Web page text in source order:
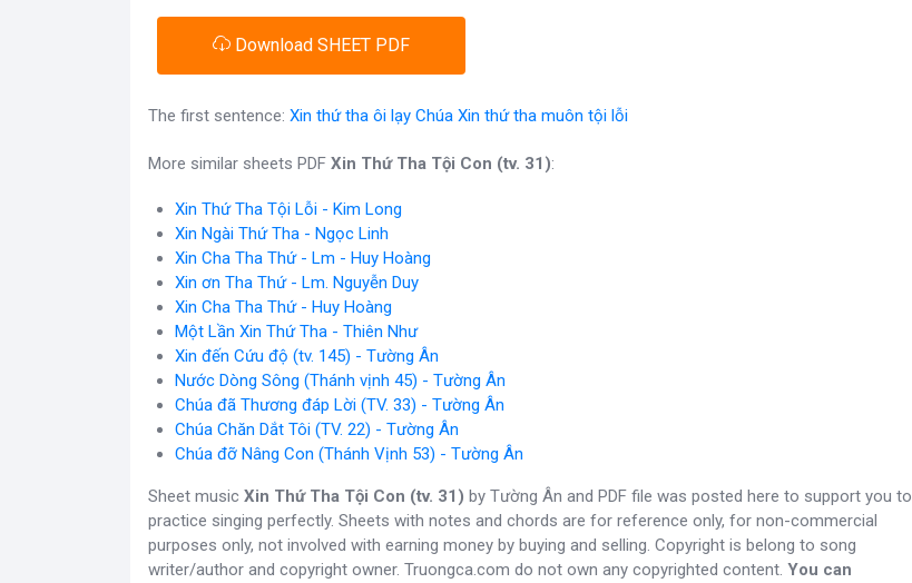
Download SHEET PDF
The first sentence: Xin thứ tha ôi lạy Chúa Xin thứ tha muôn tội lỗi
More similar sheets PDF Xin Thứ Tha Tội Con (tv. 31):
Xin Thứ Tha Tội Lỗi - Kim Long
Xin Ngài Thứ Tha - Ngọc Linh
Xin Cha Tha Thứ - Lm - Huy Hoàng
Xin ơn Tha Thứ - Lm. Nguyễn Duy
Xin Cha Tha Thứ - Huy Hoàng
Một Lần Xin Thứ Tha - Thiên Như
Xin đến Cứu độ (tv. 145) - Tường Ân
Nước Dòng Sông (Thánh vịnh 45) - Tường Ân
Chúa đã Thương đáp Lời (TV. 33) - Tường Ân
Chúa Chăn Dắt Tôi (TV. 22) - Tường Ân
Chúa đỡ Nâng Con (Thánh Vịnh 53) - Tường Ân
Sheet music Xin Thứ Tha Tội Con (tv. 31) by Tường Ân and PDF file was posted here to support you to
practice singing perfectly. Sheets with notes and chords are for reference only, for non-commercial
purposes only, not involved with earning money by buying and selling. Copyright is belong to song
writer/author and copyright owner. Truongca.com do not own any copyrighted content. You can